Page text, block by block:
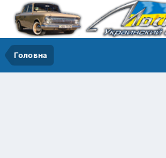
Головна